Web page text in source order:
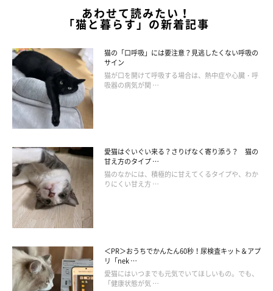
体調不良の可能性も…？ 単なる興奮ではな
い猫のしぐさ・行動
あわせて読みたい！
「猫と暮らす」の新着記事
猫の「口呼吸」には要注意？見逃したくない呼吸の
サイン
猫が口を開けて呼吸する場合は、熱中症や心臓・呼
吸器の病気が関 …
愛猫はぐいぐい来る？さりげなく寄り添う？ 猫の
甘え方のタイプ …
猫のなかには、積極的に甘えてくるタイプや、わか
りにくい甘え方 …
＜PR＞おうちでかんたん60秒！尿検査キット＆アプ
リ「nek …
愛猫にはいつまでも元気でいてほしいもの。でも、
「健康状態が気 …